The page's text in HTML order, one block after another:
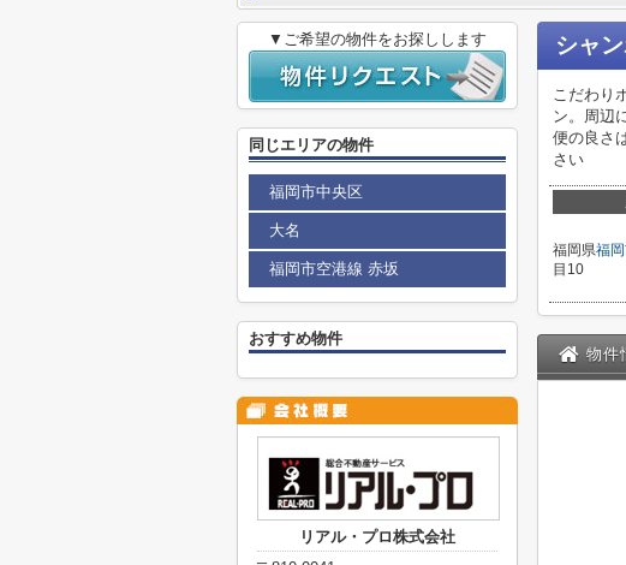
シャ
こだわり
ン。周辺
便の良さ
さい
福岡県福
目10
物件
▼ご希望の物件をお探しします
同じエリアの物件
福岡市中央区
大名
福岡市空港線 赤坂
おすすめ物件
リアル・プロ株式会社